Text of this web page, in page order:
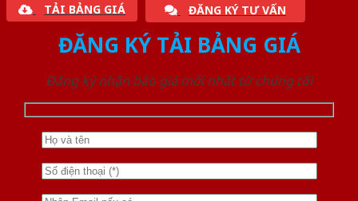
TẢI BẢNG GIÁ ĐĂNG KÝ TƯ VẤN
ĐĂNG KÝ TẢI BẢNG GIÁ
Đăng ký nhận báo giá mới nhất từ chúng tôi